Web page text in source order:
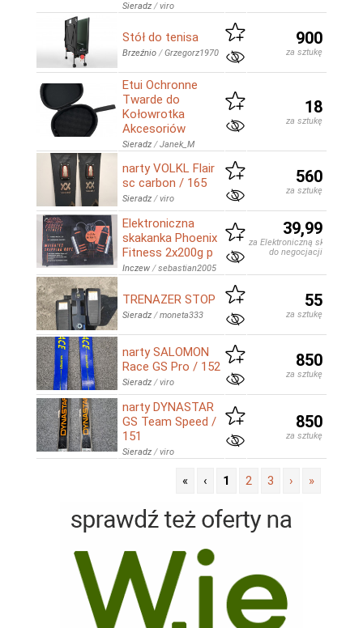
Sieradz /viro
Stół do tenisa
Brzeźnio /Grzegorz1970
900
za sztukę
Etui Ochronne
Twarde do
Kołowrotka
Akcesoriów
Sieradz /Janek_M
18
za sztukę
narty VOLKL Flair
sc carbon / 165
Sieradz /viro
560
za sztukę
Elektroniczna
skakanka Phoenix
Fitness 2x200g p
Inczew /sebastian2005
39,99
za Elektroniczną skakankę z
do negocjacji
TRENAZER STOP
Sieradz /moneta333
55
za sztukę
narty SALOMON
Race GS Pro / 152
Sieradz /viro
850
za sztukę
narty DYNASTAR
GS Team Speed /
151
Sieradz /viro
850
za sztukę
« ‹ 1 2 3 › »